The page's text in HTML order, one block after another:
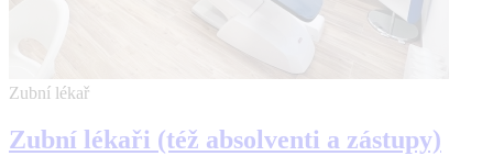
Zubní lékař
Zubní lékaři (též absolventi a zástupy)